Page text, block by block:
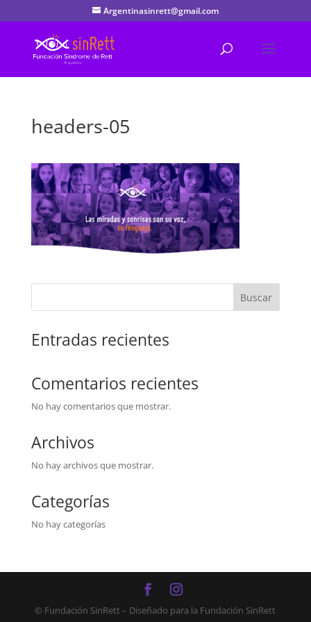
Argentinasinrett@gmail.com
headers-05
Buscar
Entradas recientes
Comentarios recientes
No hay comentarios que mostrar.
Archivos
No hay archivos que mostrar.
Categorías
No hay categorías
© Fundación SinRett – Diseñado para la Fundación SinRett